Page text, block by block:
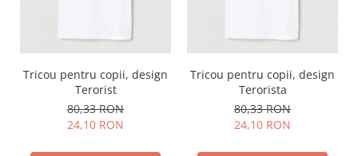
Tricou pentru copii, design
Terorist
80,33 RON
24,10 RON
Tricou pentru copii, design
Terorista
80,33 RON
24,10 RON